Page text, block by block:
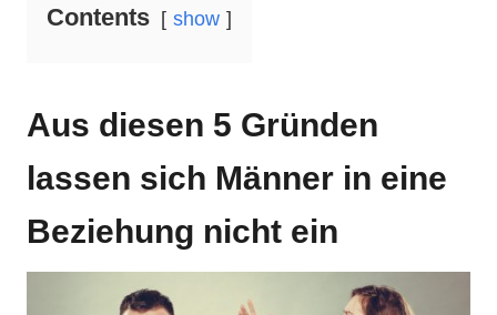
Contents show
Aus diesen 5 Gründen
lassen sich Männer in eine
Beziehung nicht ein